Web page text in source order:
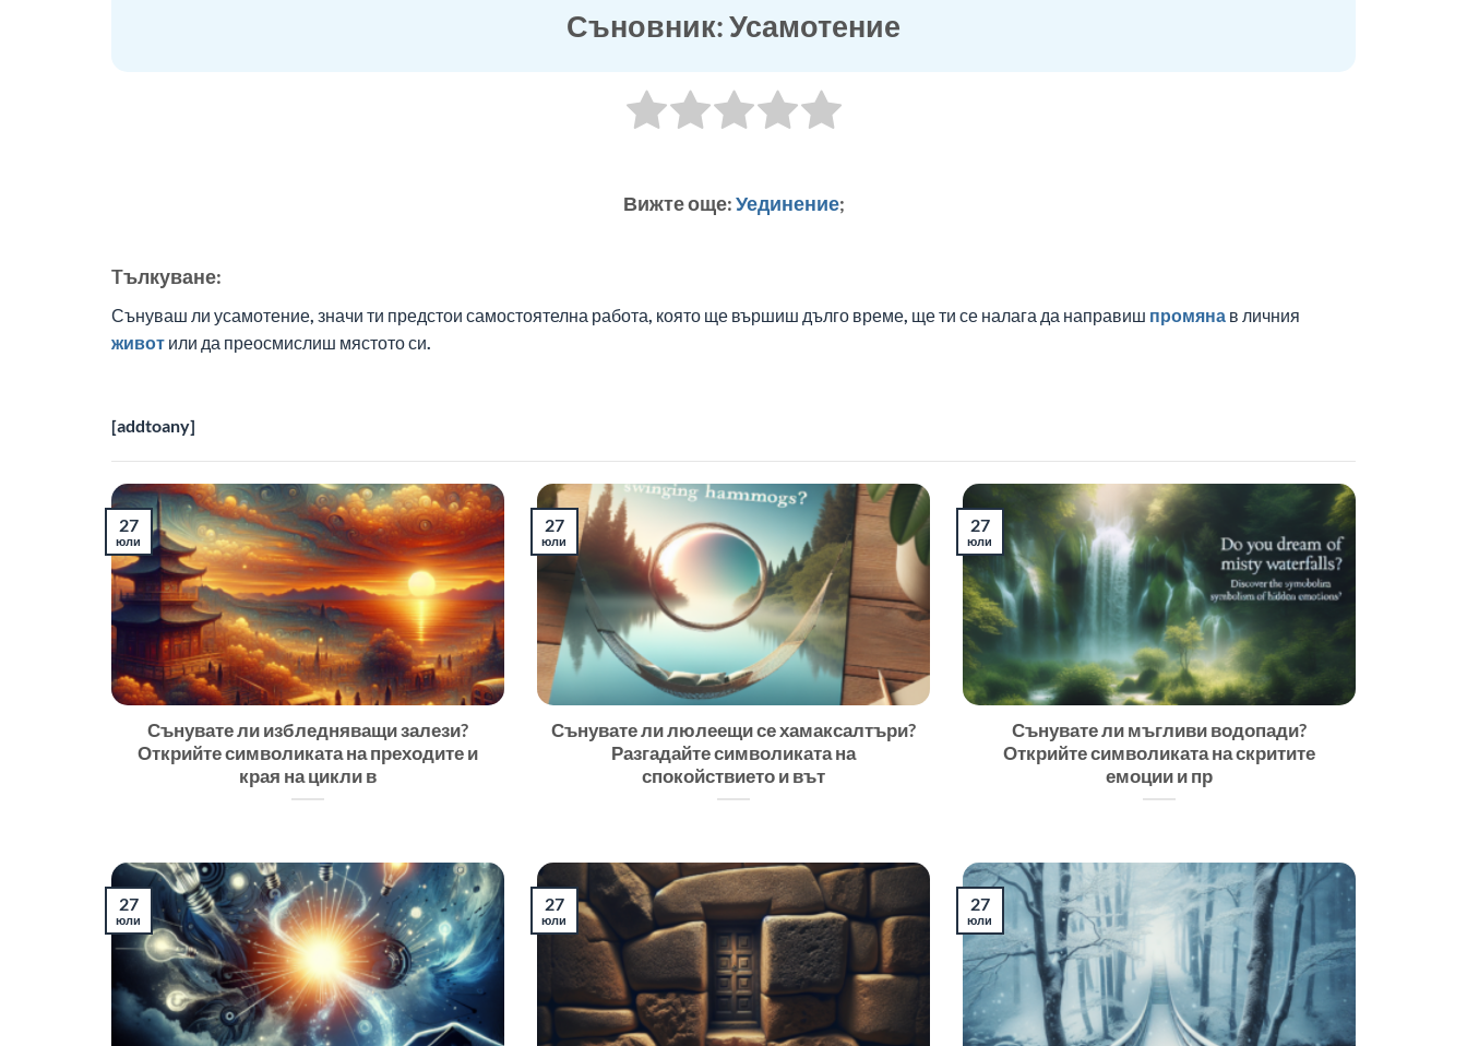
Съновник: Усамотение
Вижте още:Уединение;
Tълкуване:
Сънуваш ли усамотение, значи ти предстои самостоятелна работа, която ще вършиш дълго време, ще ти се налага да направиш промяна в личния
живот или да преосмислиш мястото си.
[addtoany]
Сънувате ли избледняващи залези?
Открийте символиката на преходите и
края на цикли в
27
юли
Сънувате ли люлеещи се хамаксалтъри?
Разгадайте символиката на
спокойствието и вът
27
юли
Сънувате ли мъгливи водопади?
Открийте символиката на скритите
емоции и пр
27
юли
27
юли
27
юли
27
юли